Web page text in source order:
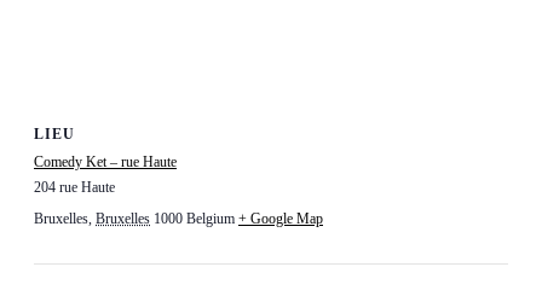
LIEU
Comedy Ket – rue Haute
204 rue Haute
Bruxelles, Bruxelles 1000 Belgium + Google Map